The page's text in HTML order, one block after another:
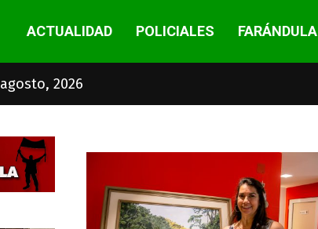
ACTUALIDAD POLICIALES FARÁNDULA
2026